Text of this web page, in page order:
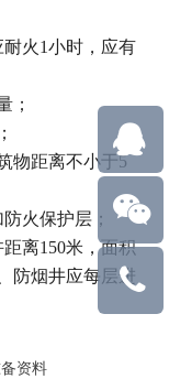
火1小时，应有
；
距离不小于5
火保护层；
离150米，面积
防烟井应每层进
资料